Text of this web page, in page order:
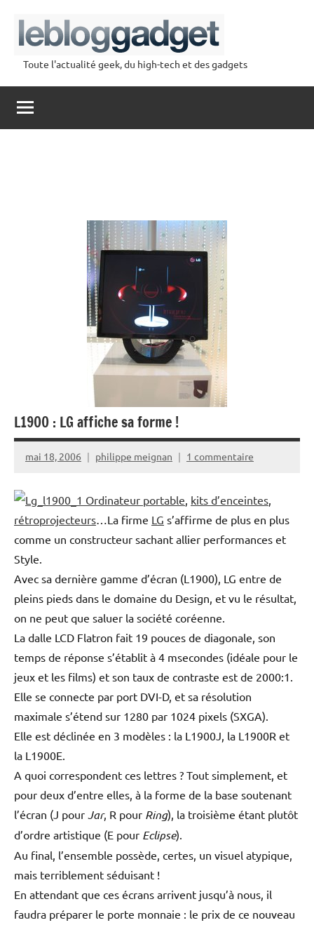
contenu
lebloggadget
Toute l'actualité geek, du high-tech et des gadgets
L1900 : LG affiche sa forme !
mai 18, 2006 philippe meignan 1 commentaire
Ordinateur portable kits d’enceintes
rétroprojecteurs …La firme LG s’affirme de plus en plus
comme un constructeur sachant allier performances et
Style.
Avec sa dernière gamme d’écran (L1900), LG entre de
pleins pieds dans le domaine du Design, et vu le résultat,
on ne peut que saluer la société coréenne.
La dalle LCD Flatron fait 19 pouces de diagonale, son
temps de réponse s’établit à 4 msecondes (idéale pour le
jeux et les films) et son taux de contraste est de 2000:1.
Elle se connecte par port DVI-D, et sa résolution
maximale s’étend sur 1280 par 1024 pixels (SXGA).
Elle est déclinée en 3 modèles : la L1900J, la L1900R et
la L1900E.
A quoi correspondent ces lettres ? Tout simplement, et
pour deux d’entre elles, à la forme de la base soutenant
l’écran (J pour Jar, R pour Ring), la troisième étant plutôt
d’ordre artistique (E pour Eclipse).
Au final, l’ensemble possède, certes, un visuel atypique,
mais terriblement séduisant !
En attendant que ces écrans arrivent jusqu’à nous, il
faudra préparer le porte monnaie : le prix de ce nouveau